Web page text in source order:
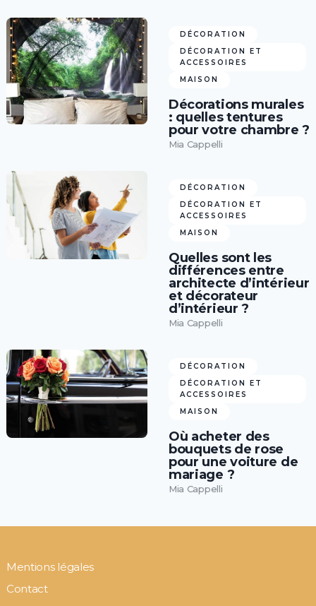
DÉCORATION
DÉCORATION ET
ACCESSOIRES
MAISON
Décorations murales
: quelles tentures
pour votre chambre ?
Mia Cappelli
DÉCORATION
DÉCORATION ET
ACCESSOIRES
MAISON
Quelles sont les
différences entre
architecte d’intérieur
et décorateur
d’intérieur ?
Mia Cappelli
DÉCORATION
DÉCORATION ET
ACCESSOIRES
MAISON
Où acheter des
bouquets de rose
pour une voiture de
mariage ?
Mia Cappelli
Mentions légales
Contact